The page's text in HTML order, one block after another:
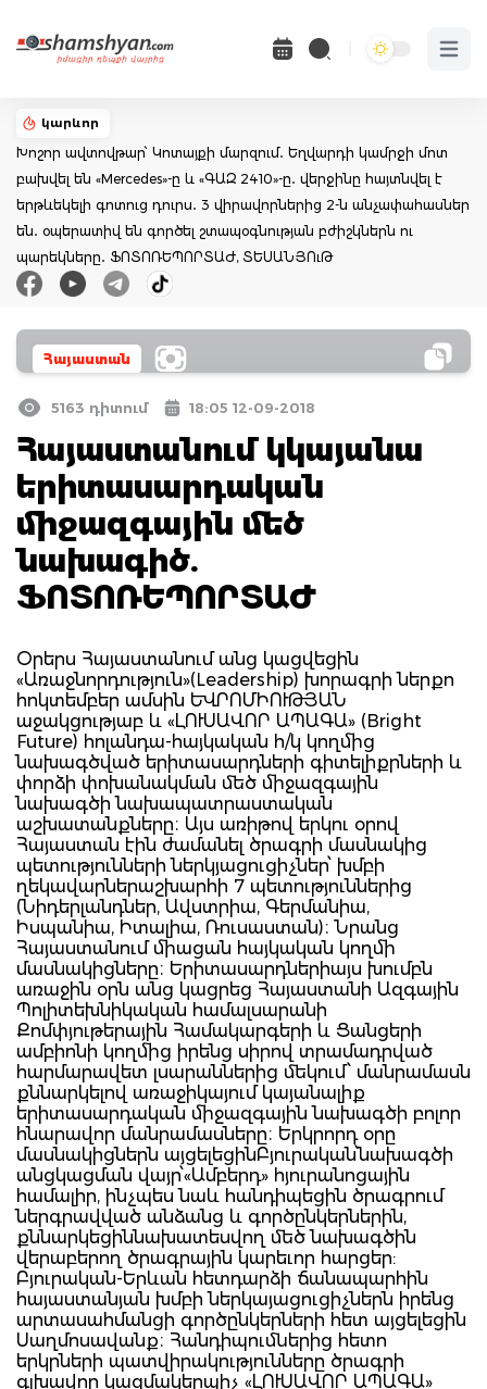
Open
կարևոր
Խոշոր ավտովթար՝ Կոտայքի մարզում․ Եղվարդի կամրջի մոտ
բախվել են «Mercedes»-ը և «ԳԱԶ 2410»-ը․ վերջինը հայտնվել է
երթևեկելի գոտուց դուրս․ 3 վիրավորներից 2-ն անչափահասներ
են․ օպերատիվ են գործել շտապօգնության բժիշկներն ու
պարեկները․ ՖՈՏՈՌԵՊՈՐՏԱԺ, ՏԵՍԱՆՅՈւԹ
Հայաստան
5163 դիտում 18:05 12-09-2018
Հայաստանում կկայանա
երիտասարդական
միջազգային մեծ
նախագիծ.
ՖՈՏՈՌԵՊՈՐՏԱԺ
Օրերս Հայաստանում անց կացվեցին
«Առաջնորդություն»(Leadership) խորագրի ներքո
հոկտեմբեր ամսին ԵՎՐՈՄԻՈՒԹՅԱՆ
աջակցությաբ և «ԼՈՒՍԱՎՈՐ ԱՊԱԳԱ» (Bright
Future) հոլանդա-հայկական հ/կ կողմից
նախագծված երիտասարդների գիտելիքրների և
փորձի փոխանակման մեծ միջազգային
նախագծի նախապատրաստական
աշխատանքները։ Այս առիթով երկու օրով
Հայաստան էին ժամանել ծրագրի մասնակից
պետությունների ներկյացուցիչներ՝ խմբի
ղեկավարներաշխարհի 7 պետություններից
(Նիդերլանդներ, Ավստրիա, Գերմանիա,
Իսպանիա, Իտալիա, Ռուսաստան)։ Նրանց
Հայաստանում միացան հայկական կողմի
մասնակիցները։ Երիտասարդներիայս խումբն
առաջին օրն անց կացրեց Հայաստանի Ազգային
Պոլիտեխնիկական համալսարանի
Քոմփյութերային Համակարգերի և Ցանցերի
ամբիոնի կողմից իրենց սիրով տրամադրված
հարմարավետ լսարաններից մեկում՝ մանրամասն
քննարկելով առաջիկայում կայանալիք
երիտասարդական միջազգային նախագծի բոլոր
հնարավոր մանրամասները։ Երկրորդ օրը
մասնակիցներն այցելեցինԲյուրական՝նախագծի
անցկացման վայր՝«Ամբերդ» հյուրանոցային
համալիր, ինչպես նաև հանդիպեցին ծրագրում
ներգրավված անձանց և գործընկերներին,
քննարկեցիննախատեսվող մեծ նախագծին
վերաբերող ծրագրային կարեւոր հարցեր:
Բյուրական-Երևան հետդարձի ճանապարհին
հայաստանյան խմբի ներկայացուցիչներն իրենց
արտասահմանցի գործընկերների հետ այցելեցին
Սաղմոսավանք։ Հանդիպումներից հետո
երկրների պատվիրակությունները ծրագրի
գլխավոր կազմակերպիչ «ԼՈՒՍԱՎՈՐ ԱՊԱԳԱ»